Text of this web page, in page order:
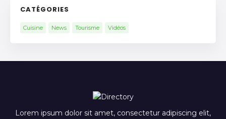
CATÉGORIES
Cuisine News Tourisme Vidéos
Lorem ipsum dolor sit amet, consectetur adipiscing elit,